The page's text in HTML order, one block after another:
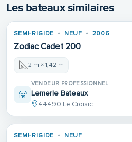
Les bateaux similaires
SEMI-RIGIDE NEUF 2006
Zodiac Cadet 200
2 m × 1,42 m
VENDEUR PROFESSIONNEL
Lemerle Bateaux
44490 Le Croisic
SEMI-RIGIDE NEUF